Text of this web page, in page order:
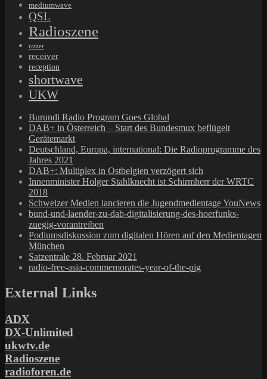
mediumwave
QSL
Radioszene
ratzer
receiver
reception
shortwave
UKW
Burundi Radio Program Goes Global
DAB+ in Österreich – Start des Bundesmux beflügelt
Gerätemarkt
Deutschland, Europa, international: Die Radioprogramme des
Jahres 2021
DAB+: Multiplex in Ostbelgien verzögert sich
Innenminister Holger Stahlknecht ist Schirmherr der WRTC
2018
Schweizer Medien lancieren die Jugendmedientage YouNews
bund-und-laender-zu-dab-digitalisierung-des-hoerfunks-
zuegig-vorantreiben
Podiumsdiskussion zum digitalen Hören auf den Medientagen
München
Satzentrale 28. Februar 2021
radio-free-asia-commemorates-year-of-the-pig
External Links
ADX
DX-Unlimited
ukwtv.de
Radioszene
radioforen.de